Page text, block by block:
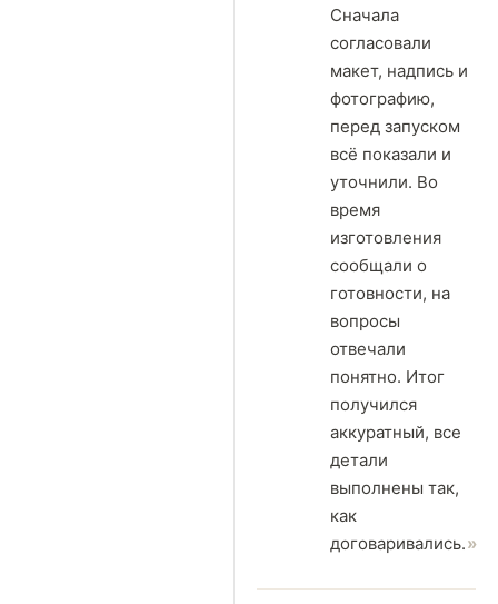
Сначала
согласовали
макет, надпись и
фотографию,
перед запуском
всё показали и
уточнили. Во
время
изготовления
сообщали о
готовности, на
вопросы
отвечали
понятно. Итог
получился
аккуратный, все
детали
выполнены так,
как
договаривались.